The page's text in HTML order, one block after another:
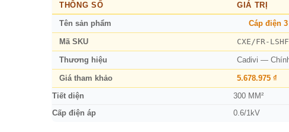
THÔNG SỐ GIÁ TRỊ
Tên sản phẩm Cáp điện
Mã SKU CXE/FR-
Thương hiệu Cadivi —
Giá tham khảo 5.678.975 ₫
Tiết diện 300 MM²
Cấp điện áp 0.6/1kV